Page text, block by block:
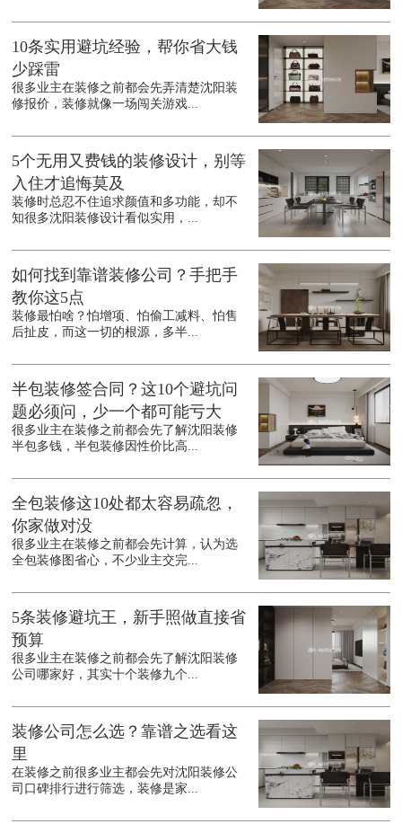
10条实用避坑经验，帮你省大钱
少踩雷
很多业主在装修之前都会先弄清楚沈阳装
修报价，装修就像一场闯关游戏...
5个无用又费钱的装修设计，别等
入住才追悔莫及
装修时总忍不住追求颜值和多功能，却不
知很多沈阳装修设计看似实用，...
如何找到靠谱装修公司？手把手
教你这5点
装修最怕啥？怕增项、怕偷工减料、怕售
后扯皮，而这一切的根源，多半...
半包装修签合同？这10个避坑问
题必须问，少一个都可能亏大
很多业主在装修之前都会先了解沈阳装修
半包多钱，半包装修因性价比高...
全包装修这10处都太容易疏忽，
你家做对没
很多业主在装修之前都会先计算，认为选
全包装修图省心，不少业主交完...
5条装修避坑王，新手照做直接省
预算
很多业主在装修之前都会先了解沈阳装修
公司哪家好，其实十个装修九个...
装修公司怎么选？靠谱之选看这
里
在装修之前很多业主都会先对沈阳装修公
司口碑排行进行筛选，装修是家...